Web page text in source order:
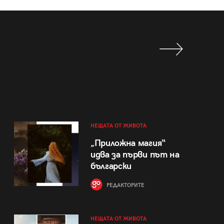
НЕЩАТА ОТ ЖИВОТА
„Приложна магия“
идва за първи път на
български
РЕДАКТОРИТЕ
НЕЩАТА ОТ ЖИВОТА